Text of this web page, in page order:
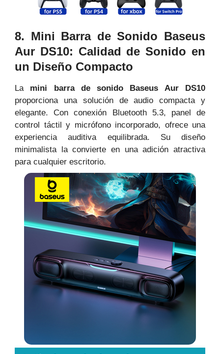
8. Mini Barra de Sonido Baseus
Aur DS10: Calidad de Sonido en
un Diseño Compacto
La mini barra de sonido Baseus Aur DS10
proporciona una solución de audio compacta y
elegante. Con conexión Bluetooth 5.3, panel de
control táctil y micrófono incorporado, ofrece una
experiencia auditiva equilibrada. Su diseño
minimalista la convierte en una adición atractiva
para cualquier escritorio.